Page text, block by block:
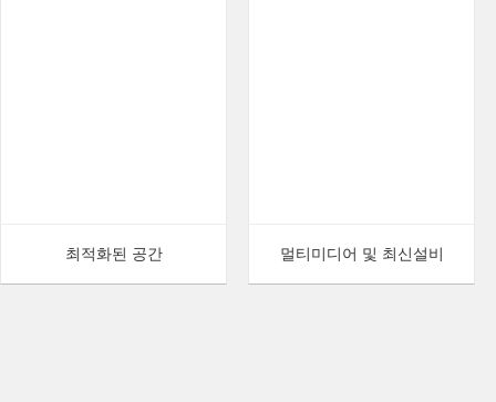
최적화된 공간 멀티미디어 및 최신설비